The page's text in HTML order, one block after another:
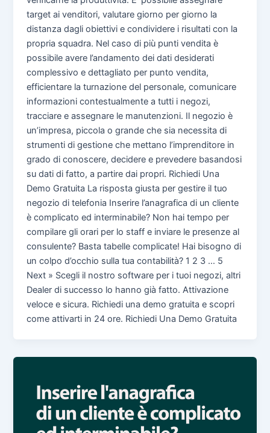
target ai venditori, valutare giorno per giorno la
distanza dagli obiettivi e condividere i risultati con la
propria squadra. Nel caso di più punti vendita è
possibile avere l’andamento dei dati desiderati
complessivo e dettagliato per punto vendita,
efficientare la turnazione del personale, comunicare
informazioni contestualmente a tutti i negozi,
tracciare e assegnare le manutenzioni. Il negozio è
un’impresa, piccola o grande che sia necessita di
strumenti di gestione che mettano l’imprenditore in
grado di conoscere, decidere e prevedere basandosi
su dati di fatto, a partire dai propri. Richiedi Una
Demo Gratuita La risposta giusta per gestire il tuo
negozio di telefonia Inserire l’anagrafica di un cliente
è complicato ed interminabile? Non hai tempo per
compilare gli orari per lo staff e inviare le presenze al
consulente? Basta tabelle complicate! Hai bisogno di
un colpo d’occhio sulla tua contabilità? 1 2 3 … 5
Next » Scegli il nostro software per i tuoi negozi, altri
Dealer di successo lo hanno già fatto. Attivazione
veloce e sicura. Richiedi una demo gratuita e scopri
come attivarti in 24 ore. Richiedi Una Demo Gratuita